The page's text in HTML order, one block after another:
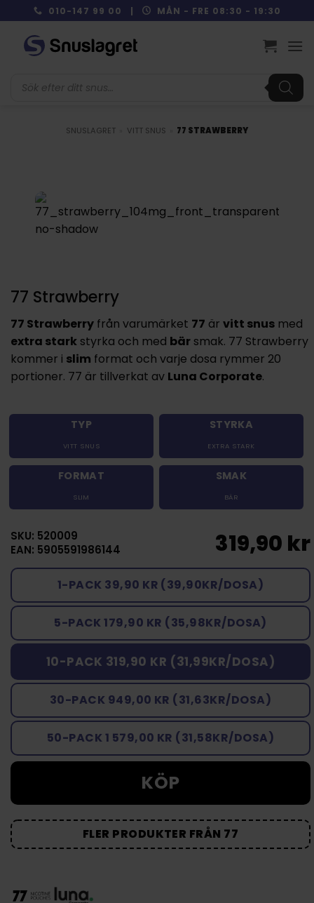
to
content
010-147 99 00 | MÅN - FRE 08:30 - 19:30
SNUSLAGRET VITT SNUS 77 STRAWBERRY
77 Strawberry
77 Strawberry från varumärket 77 är vitt snus med
extra stark styrka och med bär smak. 77 Strawberry
kommer i slim format och varje dosa rymmer 20
portioner. 77 är tillverkat av Luna Corporate.
TYP
VITT SNUS
STYRKA
EXTRA STARK
FORMAT
SLIM
SMAK
BÄR
SKU: 520009
EAN: 5905591986144
319,90 kr
1-PACK 39,90 KR (39,90KR/DOSA)
5-PACK 179,90 KR (35,98KR/DOSA)
10-PACK 319,90 KR (31,99KR/DOSA)
30-PACK 949,00 KR (31,63KR/DOSA)
50-PACK 1 579,00 KR (31,58KR/DOSA)
KÖP
FLER PRODUKTER FRÅN 77